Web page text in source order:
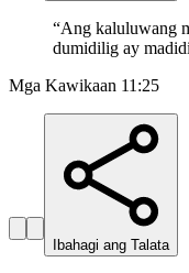
“Ang kaluluwang
dumidilig ay
Mga Kawikaan 11:25
Ibahagi ang Talata